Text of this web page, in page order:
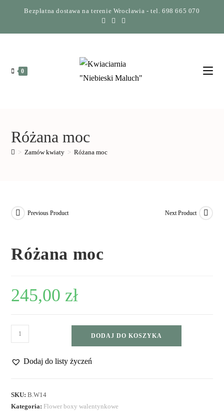
Bezpłatna dostawa na terenie Wrocławia - tel. 698 665 070
0
Różana moc
> Zamów kwiaty > Różana moc
Previous Product Next Product
Różana moc
245,00 zł
DODAJ DO KOSZYKA
Dodaj do listy życzeń
SKU:B.W14
Kategoria: Flower boxy walentynkowe